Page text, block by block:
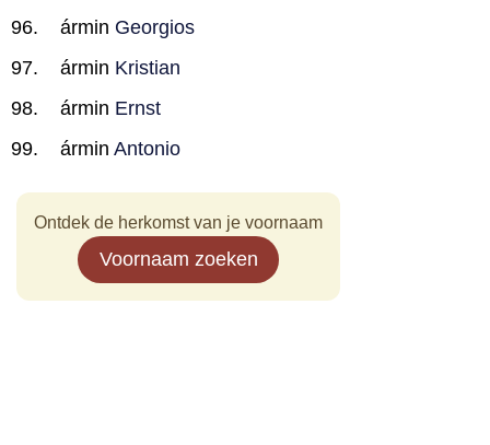
ármin Georgios
ármin Kristian
ármin Ernst
ármin Antonio
Ontdek de herkomst van je voornaam
Voornaam zoeken